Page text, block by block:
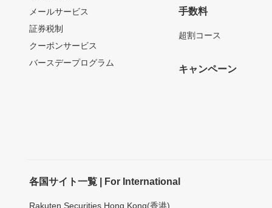
メールサービス
証券税制
クーポンサービス
バースデープログラム
手数料
超割コース
キャンペーン
各国サイト一覧 | For International
Rakuten Securities Hong Kong(香港)